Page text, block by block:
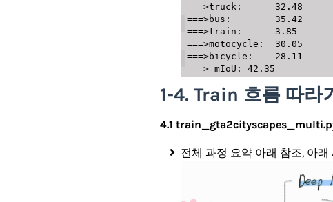
===>truck:      32.48
===>bus:        35.42
===>train:      3.85
===>motocycle:  30.05
===>bicycle:    28.11
1-4. Train 흐름 따라
4.1
전체 과정 요약 아래 참조, 아래